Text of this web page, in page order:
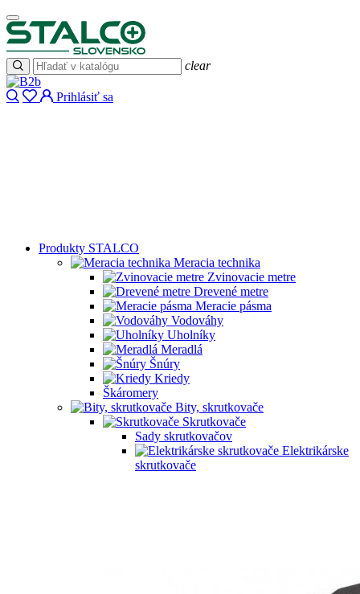
clear
Prihlásiť sa
Produkty STALCO
Meracia technika
Zvinovacie metre
Drevené metre
Meracie pásma
Vodováhy
Uholníky
Meradlá
Šnúry
Kriedy
Škáromery
Bity, skrutkovače
Skrutkovače
Sady skrutkovačov
Elektrikárske
skrutkovače